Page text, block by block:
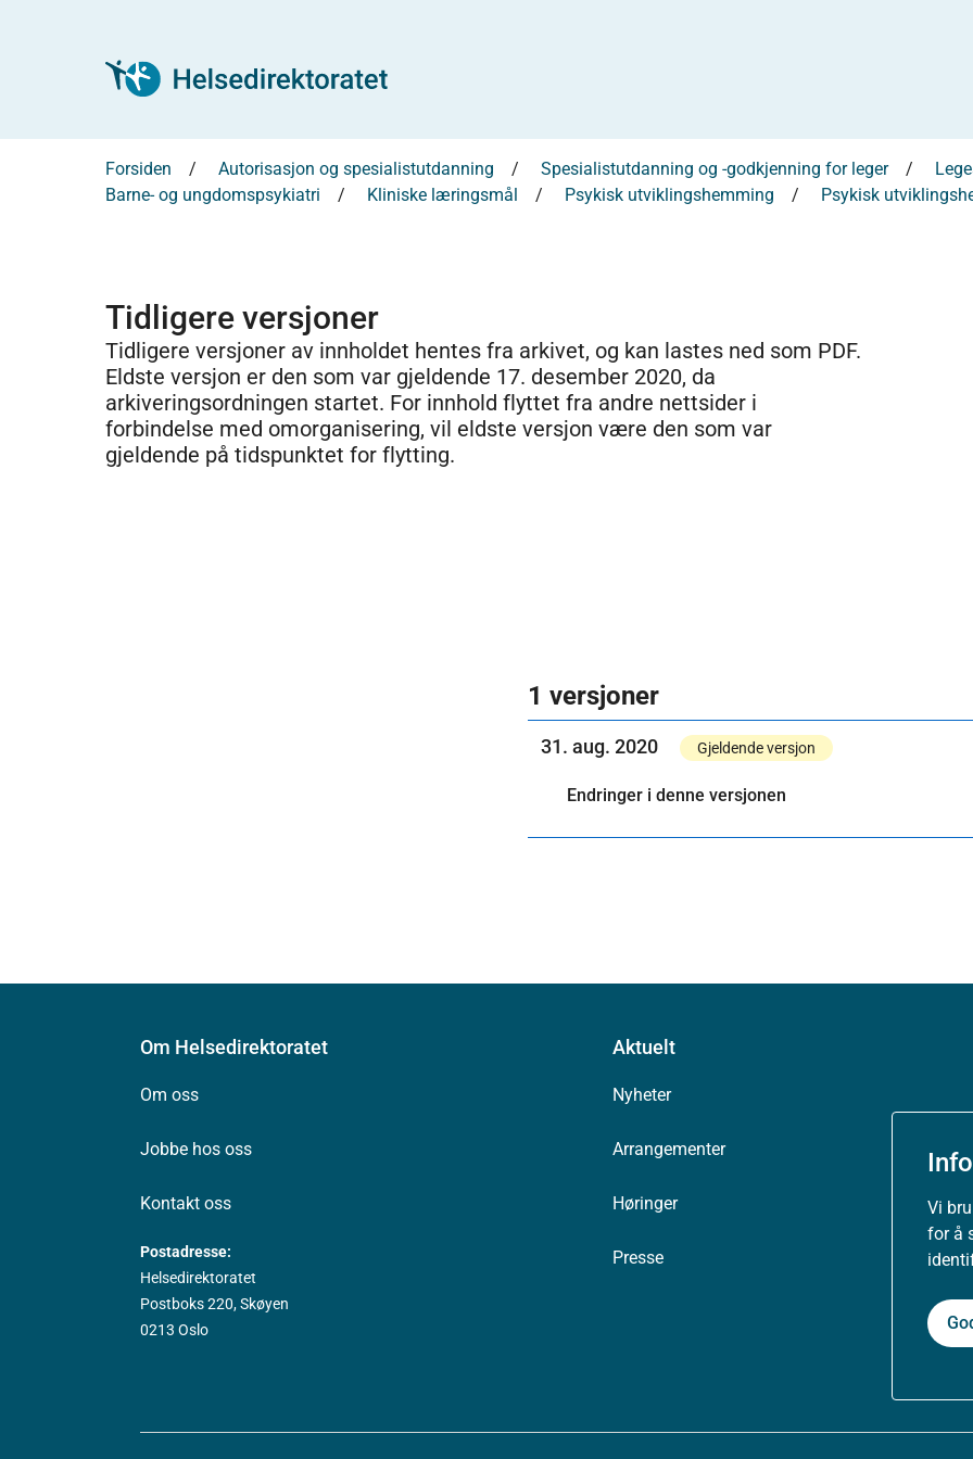
Vi
for å
Forsiden Autorisasjon og spesialistutdanning Spesialistutdanning og -godkjenning for leger
Barne- og ungdomspsykiatri
Kliniske læringsmål Psykisk utviklingshemming Psykisk
Tidligere versjoner
Tidligere versjoner av innholdet hentes fra arkivet, og kan lastes ned som PDF.
Eldste versjon er den som var gjeldende 17. desember 2020, da
arkiveringsordningen startet. For innhold flyttet fra andre nettsider i
forbindelse med omorganisering, vil eldste versjon være den som var
gjeldende på tidspunktet for flytting.
1 versjoner
31. aug. 2020 Gjeldende versjon
Endringer i denne versjonen
Om Helsedirektoratet
Om oss
Jobbe hos oss
Kontakt oss
Postadresse:
Helsedirektoratet
Postboks 220, Skøyen
0213 Oslo
Aktuelt
Nyheter
Arrangementer
Høringer
Presse